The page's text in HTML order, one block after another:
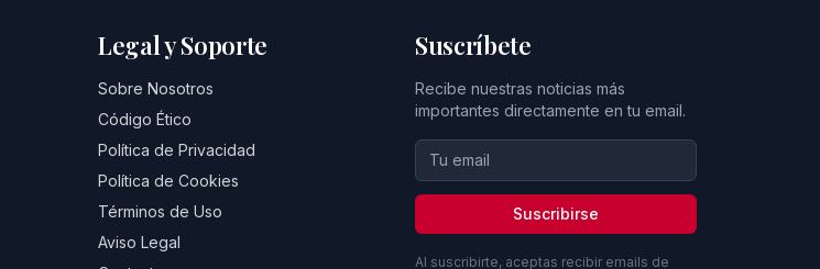
Legal y Soporte
Sobre Nosotros
Código Ético
Política de Privacidad
Política de Cookies
Términos de Uso
Aviso Legal
Suscríbete
Recibe nuestras noticias más
importantes directamente en tu email.
Suscribirse
Al suscribirte, aceptas recibir emails de